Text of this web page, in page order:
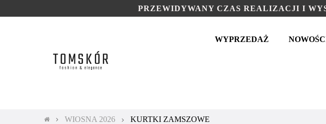
PRZEWIDYWANY CZAS REALIZACJI I
WYPRZEDAŻ
WIOSNA 2026 KURTKI ZAMSZOWE